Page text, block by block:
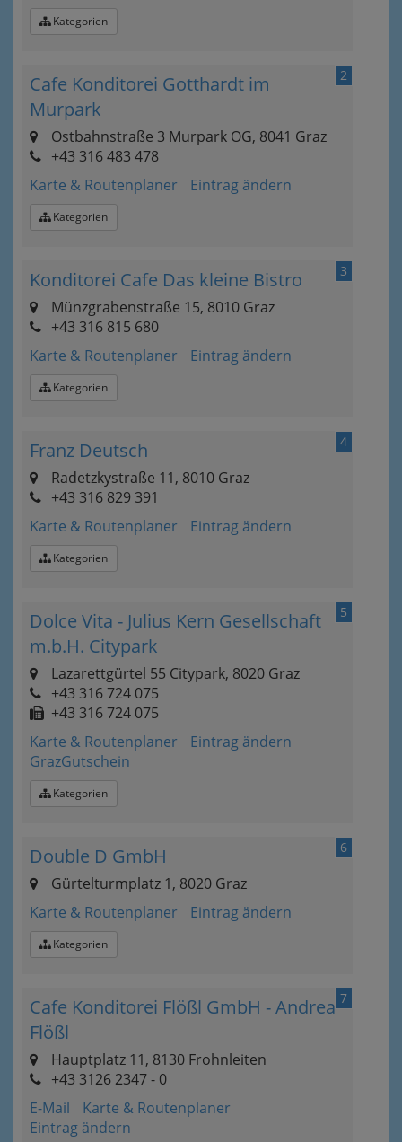
Kategorien
2
Cafe Konditorei Gotthardt im
Murpark
Ostbahnstraße 3 Murpark OG, 8041 Graz
+43 316 483 478
Karte & Routenplaner
Eintrag ändern
Kategorien
3
Konditorei Cafe Das kleine Bistro
Münzgrabenstraße 15, 8010 Graz
+43 316 815 680
Karte & Routenplaner
Eintrag ändern
Kategorien
4
Franz Deutsch
Radetzkystraße 11, 8010 Graz
+43 316 829 391
Karte & Routenplaner
Eintrag ändern
Kategorien
5
Dolce Vita - Julius Kern Gesellschaft
m.b.H. Citypark
Lazarettgürtel 55 Citypark, 8020 Graz
+43 316 724 075
+43 316 724 075
Karte & Routenplaner
Eintrag ändern
GrazGutschein
Kategorien
6
Double D GmbH
Gürtelturmplatz 1, 8020 Graz
Karte & Routenplaner
Eintrag ändern
Kategorien
7
Cafe Konditorei Flößl GmbH - Andrea
Flößl
Hauptplatz 11, 8130 Frohnleiten
+43 3126 2347 - 0
E-Mail
Karte & Routenplaner
Eintrag ändern